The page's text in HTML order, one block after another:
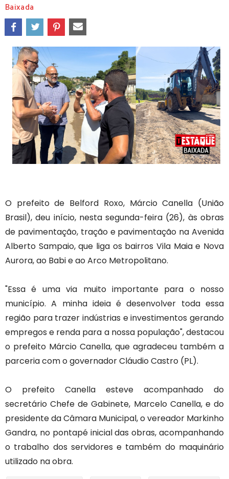
Baixada
O prefeito de Belford Roxo, Márcio Canella (União
Brasil), deu início, nesta segunda-feira (26), às obras
de pavimentação, tração e pavimentação na Avenida
Alberto Sampaio, que liga os bairros Vila Maia e Nova
Aurora, ao Babi e ao Arco Metropolitano.
"Essa é uma via muito importante para o nosso
município. A minha ideia é desenvolver toda essa
região para trazer indústrias e investimentos gerando
empregos e renda para a nossa população", destacou
o prefeito Márcio Canella, que agradeceu também a
parceria com o governador Cláudio Castro (PL).
O prefeito Canella esteve acompanhado do
secretário Chefe de Gabinete, Marcelo Canella, e do
presidente da Câmara Municipal, o vereador Markinho
Gandra, no pontapé inicial das obras, acompanhando
o trabalho dos servidores e também do maquinário
utilizado na obra.